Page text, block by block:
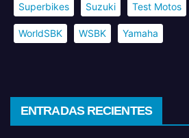
Superbikes Suzuki Test Motos
WorldSBK WSBK Yamaha
ENTRADAS RECIENTES